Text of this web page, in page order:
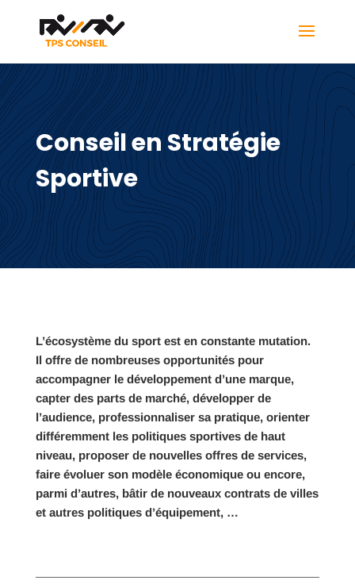
Conseil en Stratégie
Sportive
L’écosystème du sport est en constante mutation.
Il offre de nombreuses opportunités pour
accompagner le développement d’une marque,
capter des parts de marché, développer de
l’audience, professionnaliser sa pratique, orienter
différemment les politiques sportives de haut
niveau, proposer de nouvelles offres de services,
faire évoluer son modèle économique ou encore,
parmi d’autres, bâtir de nouveaux contrats de villes
et autres politiques d’équipement, …